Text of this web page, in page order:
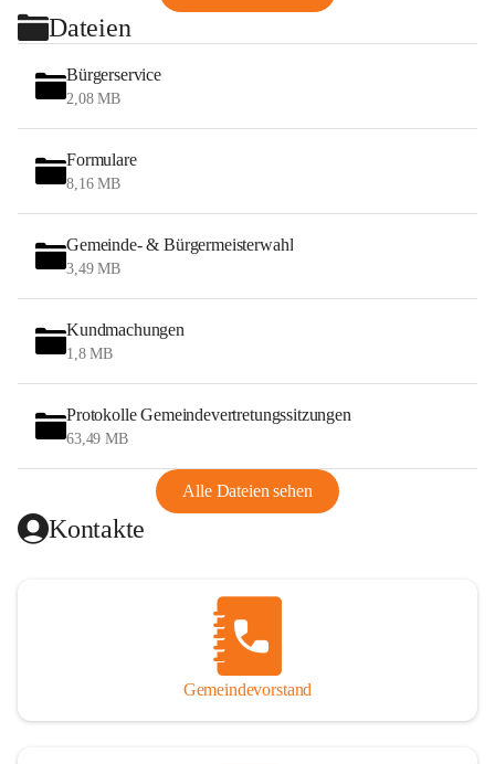
Dateien
Bürgerservice
2,08 MB
Formulare
8,16 MB
Gemeinde- & Bürgermeisterwahl
3,49 MB
Kundmachungen
1,8 MB
Protokolle Gemeindevertretungssitzungen
63,49 MB
Alle Dateien sehen
Kontakte
Gemeindevorstand